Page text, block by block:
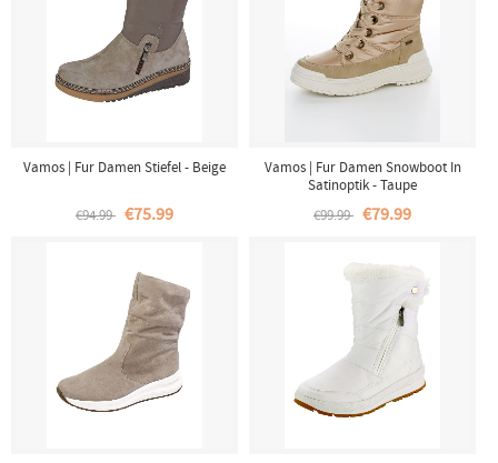
Vamos | Fur Damen Stiefel - Beige
€94.99 €75.99
Vamos | Fur Damen Snowboot In
Satinoptik - Taupe
€99.99 €79.99